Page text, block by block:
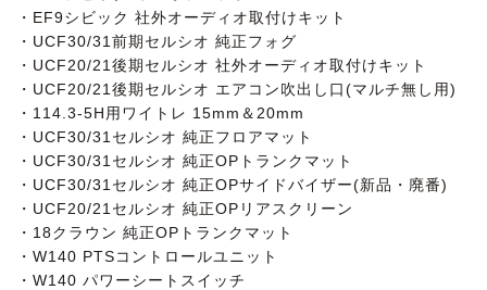
・EF9シビック 社外オーディオ取付けキット
・UCF30/31前期セルシオ 純正フォグ
・UCF20/21後期セルシオ 社外オーディオ取付けキット
・UCF20/21後期セルシオ エアコン吹出し口(マルチ無し用)
・114.3-5H用ワイトレ 15mm＆20mm
・UCF30/31セルシオ 純正フロアマット
・UCF30/31セルシオ 純正OPトランクマット
・UCF30/31セルシオ 純正OPサイドバイザー(新品・廃番)
・UCF20/21セルシオ 純正OPリアスクリーン
・18クラウン 純正OPトランクマット
・W140 PTSコントロールユニット
・W140 パワーシートスイッチ